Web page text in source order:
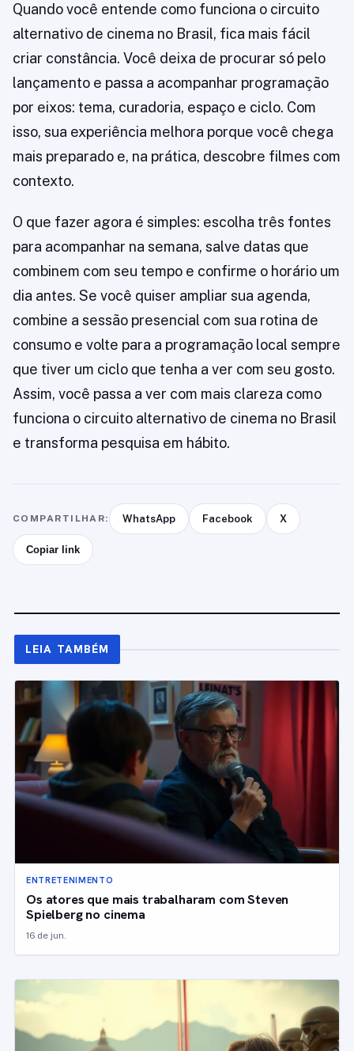
Quando você entende como funciona o circuito
alternativo de cinema no Brasil, fica mais fácil
criar constância. Você deixa de procurar só pelo
lançamento e passa a acompanhar programação
por eixos: tema, curadoria, espaço e ciclo. Com
isso, sua experiência melhora porque você chega
mais preparado e, na prática, descobre filmes com
contexto.
O que fazer agora é simples: escolha três fontes
para acompanhar na semana, salve datas que
combinem com seu tempo e confirme o horário um
dia antes. Se você quiser ampliar sua agenda,
combine a sessão presencial com sua rotina de
consumo e volte para a programação local sempre
que tiver um ciclo que tenha a ver com seu gosto.
Assim, você passa a ver com mais clareza como
funciona o circuito alternativo de cinema no Brasil
e transforma pesquisa em hábito.
COMPARTILHAR: WhatsApp Facebook X
Copiar link
LEIA TAMBÉM
ENTRETENIMENTO
Os atores que mais trabalharam com Steven
Spielberg no cinema
16 de jun.